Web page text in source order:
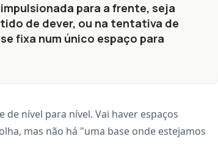
para a frente, seja
de dever, ou na tentativa de
fixa num único espaço para
nível para nível. Vai haver espaços
mas não há "uma base onde estejamos